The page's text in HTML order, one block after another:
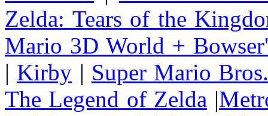
Zelda: Tears of the
Mario 3D World +
| Kirby | Super Mario
The Legend of Zelda |